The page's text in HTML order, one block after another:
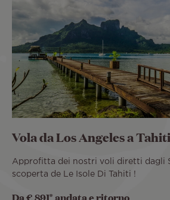
Vola da Los Angeles a Tahiti
Approfitta dei nostri voli diretti dagli
scoperta de Le Isole Di Tahiti !